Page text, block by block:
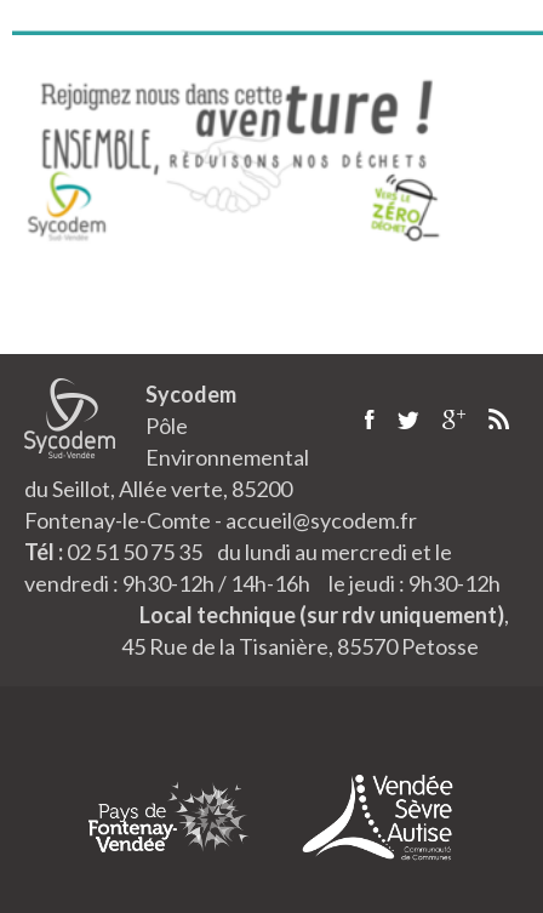
Sycodem
Pôle
Environnemental
du Seillot, Allée verte, 85200
Fontenay-le-Comte - accueil@sycodem.fr
Tél :02 51 50 75 35 du lundi au mercredi et le
vendredi : 9h30-12h / 14h-16h le jeudi : 9h30-12h
Local technique (sur rdv uniquement),
45 Rue de la Tisanière, 85570 Petosse